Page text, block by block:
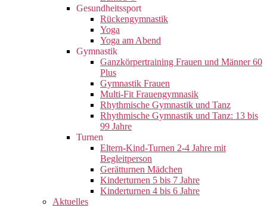
Gesundheitssport
Rückengymnastik
Yoga
Yoga am Abend
Gymnastik
Ganzkörpertraining Frauen und Männer 60
Plus
Gymnastik Frauen
Multi-Fit Frauengymnasik
Rhythmische Gymnastik und Tanz
Rhythmische Gymnastik und Tanz: 13 bis
99 Jahre
Turnen
Eltern-Kind-Turnen 2-4 Jahre mit
Begleitperson
Gerätturnen Mädchen
Kinderturnen 5 bis 7 Jahre
Kinderturnen 4 bis 6 Jahre
Aktuelles